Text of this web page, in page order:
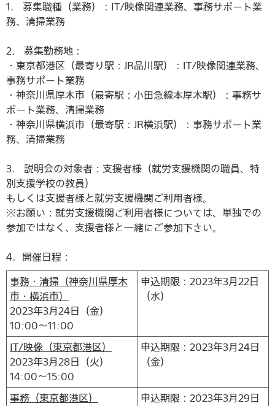
1． 募集職種（業務）：IT/映像関連業務、事務サポート業
務、清掃業務
2． 募集勤務地：
・東京都港区（最寄り駅：JR品川駅）：IT/映像関連業務、
事務サポート業務
・神奈川県厚木市（最寄駅：小田急線本厚木駅）：事務サ
ポート業務、清掃業務
・神奈川県横浜市（最寄駅：JR横浜駅）：事務サポート業
務、清掃業務
3． 説明会の対象者：支援者様（就労支援機関の職員、特
別支援学校の教員）
もしくは支援者様と就労支援機関ご利用者様。
※お願い：就労支援機関ご利用者様については、単独での
参加ではなく、支援者様と一緒にご参加下さい。
4．開催日程：
事務・清掃（神奈川県厚木
市・横浜市）
2023年3月24日（金）
10:00～11:00
申込期限：2023年3月22日
（水）
IT/映像（東京都港区）
2023年3月28日（火）
14:00～15:00
申込期限：2023年3月24日
（金）
事務（東京都港区）
申込期限：2023年3月29日